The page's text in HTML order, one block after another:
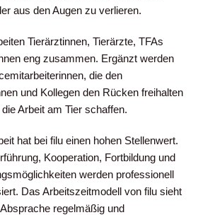
aus den Augen zu verlieren.
Tierärztinnen, Tierärzte, TFAs
eng zusammen. Ergänzt werden
die den
und Kollegen den Rücken freihalten
Arbeit am Tier schaffen.
hat bei filu einen hohen Stellenwert.
Kooperation, Fortbildung und
werden professionell
Das Arbeitszeitmodell von filu sieht
regelmäßig und